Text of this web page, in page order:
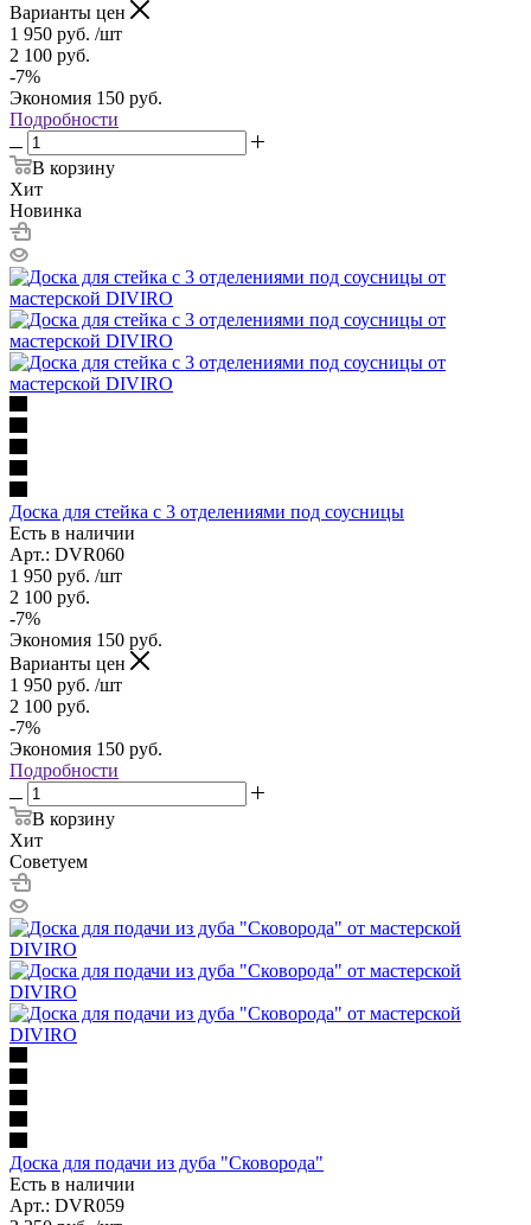
Варианты цен
1 950 руб. /шт
2 100 руб.
-7%
Экономия 150 руб.
Подробности
В корзину
Хит
Новинка
Доска для стейка с 3 отделениями под соусницы
Есть в наличии
Арт.: DVR060
1 950 руб. /шт
2 100 руб.
-7%
Экономия 150 руб.
Варианты цен
1 950 руб. /шт
2 100 руб.
-7%
Экономия 150 руб.
Подробности
В корзину
Хит
Советуем
Доска для подачи из дуба "Сковорода"
Есть в наличии
Арт.: DVR059